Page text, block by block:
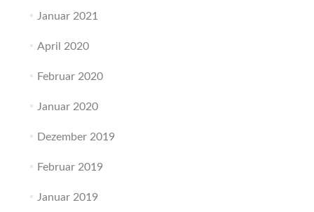
Januar 2021
April 2020
Februar 2020
Januar 2020
Dezember 2019
Februar 2019
Januar 2019